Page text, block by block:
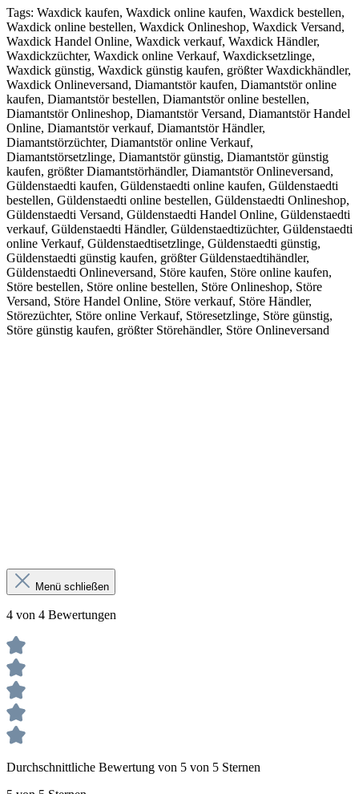
Tags: Waxdick kaufen, Waxdick online kaufen, Waxdick bestellen,
Waxdick online bestellen, Waxdick Onlineshop, Waxdick Versand,
Waxdick Handel Online, Waxdick verkauf, Waxdick Händler,
Waxdickzüchter, Waxdick online Verkauf, Waxdicksetzlinge,
Waxdick günstig, Waxdick günstig kaufen, größter Waxdickhändler,
Waxdick Onlineversand, Diamantstör kaufen, Diamantstör online
kaufen, Diamantstör bestellen, Diamantstör online bestellen,
Diamantstör Onlineshop, Diamantstör Versand, Diamantstör Handel
Online, Diamantstör verkauf, Diamantstör Händler,
Diamantstörzüchter, Diamantstör online Verkauf,
Diamantstörsetzlinge, Diamantstör günstig, Diamantstör günstig
kaufen, größter Diamantstörhändler, Diamantstör Onlineversand,
Güldenstaedti kaufen, Güldenstaedti online kaufen, Güldenstaedti
bestellen, Güldenstaedti online bestellen, Güldenstaedti Onlineshop,
Güldenstaedti Versand, Güldenstaedti Handel Online, Güldenstaedti
verkauf, Güldenstaedti Händler, Güldenstaedtizüchter, Güldenstaedti
online Verkauf, Güldenstaedtisetzlinge, Güldenstaedti günstig,
Güldenstaedti günstig kaufen, größter Güldenstaedtihändler,
Güldenstaedti Onlineversand, Störe kaufen, Störe online kaufen,
Störe bestellen, Störe online bestellen, Störe Onlineshop, Störe
Versand, Störe Handel Online, Störe verkauf, Störe Händler,
Störezüchter, Störe online Verkauf, Störesetzlinge, Störe günstig,
Störe günstig kaufen, größter Störehändler, Störe Onlineversand
Menü schließen
4 von 4 Bewertungen
Durchschnittliche Bewertung von 5 von 5 Sternen